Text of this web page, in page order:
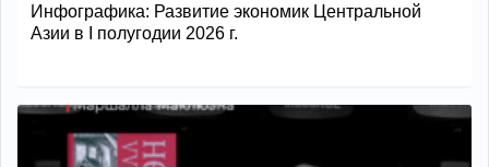
Инфографика: Развитие экономик Центральной
Азии в I полугодии 2026 г.